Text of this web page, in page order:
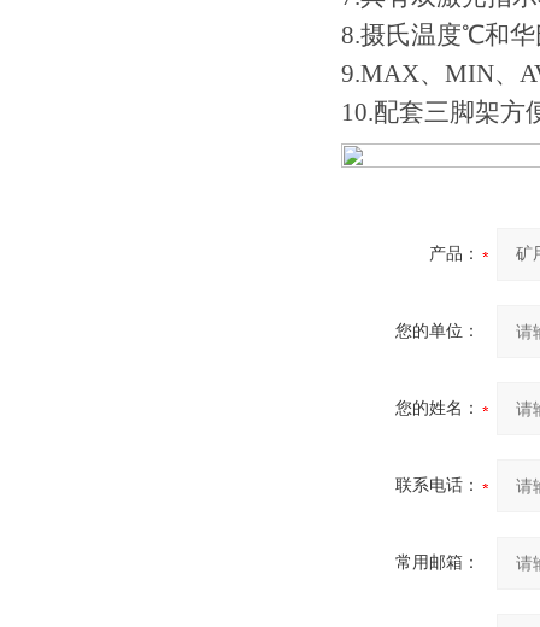
8.摄氏温度℃和
9.MAX、MIN、
10.配套三脚架方
产品：
您的单位：
您的姓名：
联系电话：
常用邮箱：